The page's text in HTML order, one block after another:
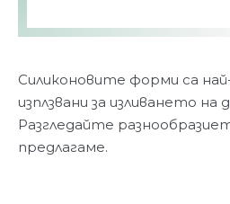
Силиконовите форми са
изплзвани за изливането на
Разгледайте
предлагаме.